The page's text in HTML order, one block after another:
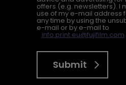
offers (e.g. newsletters). I
use of my e-mail address
any time by using the
e-mail or by e-mail to
info.print.eu@fujifilm.com
Submit